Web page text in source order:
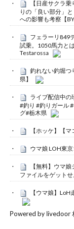
【日産サクラ
りの「良い部分」
への影響も考察【
フェラーリ849
試乗。1050馬力と
Testarossa
釣れない釣堀つ
県】
ライブ配信中の
#釣り #釣りガール
グ#栃木県
【ホッケ】【
ウマ娘 LOH東
【無料】ウマ
ファイルをゲットせ
【ウマ娘】
Powered by livedoor